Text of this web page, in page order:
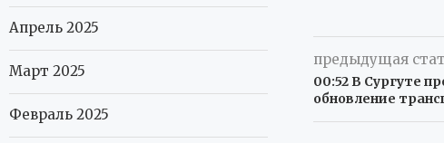
предыдущая
00:52 В Сургуте
обновление
Апрель 2025
Март 2025
Февраль 2025